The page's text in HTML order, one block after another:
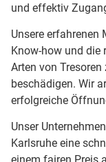
und effektiv
Unsere erfahrenen
Know-how und die
Arten von
beschädigen. Wir
erfolgreiche
Unser
Karlsruhe eine